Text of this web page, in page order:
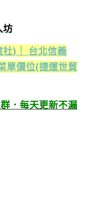
坊
)｜ 台北信義
單價位(捷運世貿
．每天更新不漏